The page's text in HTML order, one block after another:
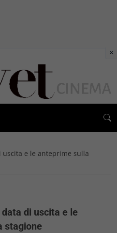
uscita e le anteprime sulla
di uscita e le
stagione
×